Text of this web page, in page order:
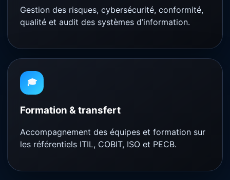
Gestion des risques, cybersécurité, conformité,
qualité et audit des systèmes d’information.
🎓
Formation & transfert
Accompagnement des équipes et formation sur
les référentiels ITIL, COBIT, ISO et PECB.